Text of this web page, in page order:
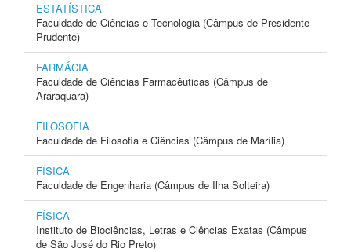
ESTATÍSTICA
Faculdade de Ciências e Tecnologia (Câmpus de Presidente
Prudente)
FARMÁCIA
Faculdade de Ciências Farmacêuticas (Câmpus de
Araraquara)
FILOSOFIA
Faculdade de Filosofia e Ciências (Câmpus de Marília)
FÍSICA
Faculdade de Engenharia (Câmpus de Ilha Solteira)
FÍSICA
Instituto de Biociências, Letras e Ciências Exatas (Câmpus
de São José do Rio Preto)